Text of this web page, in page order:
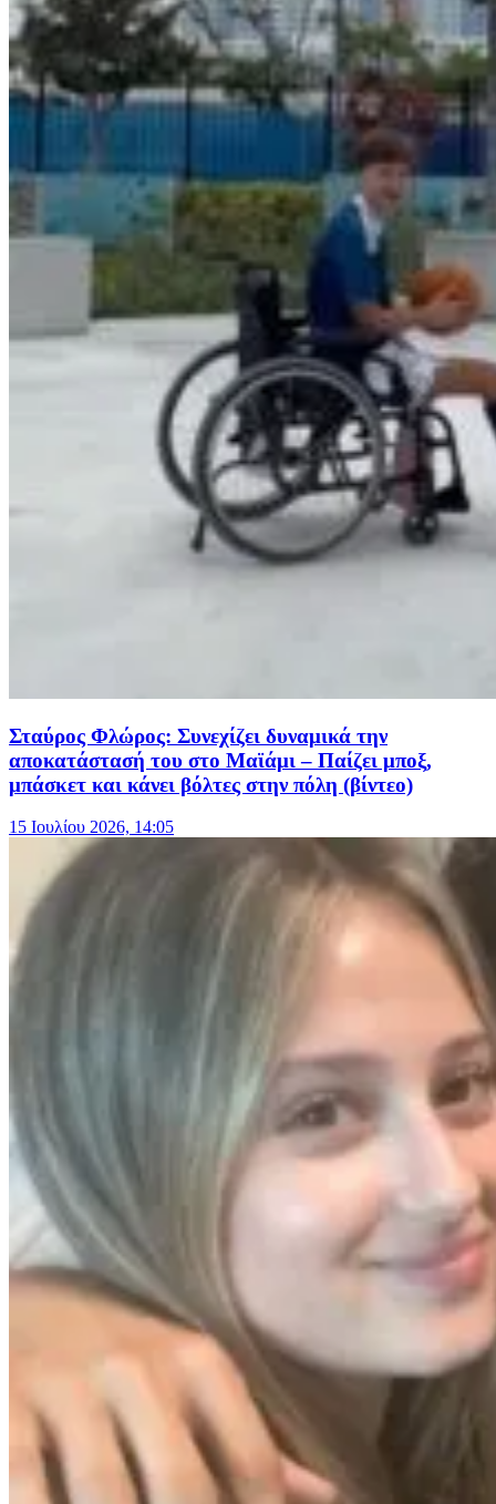
Σταύρος Φλώρος: Συνεχίζει δυναμικά την
αποκατάστασή του στο Μαϊάμι – Παίζει μποξ,
μπάσκετ και κάνει βόλτες στην πόλη (βίντεο)
15 Ιουλίου 2026, 14:05